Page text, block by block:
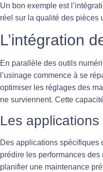
Un bon exemple est
réel sur la qualité des pièces
L’intégration
En parallèle des outils
l’usinage commence à se
optimiser les réglages des
ne surviennent. Cette
Les applications
Des applications spécifiques
prédire les performances
planifier une maintenance